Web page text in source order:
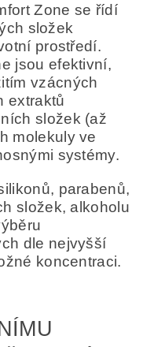
Zone se řídí
složek
prostředí.
jsou efektivní,
vzácných
extraktů
složek (až
molekuly ve
systémy.
parabenů,
složek, alkoholu
dle nejvyšší
koncentraci.